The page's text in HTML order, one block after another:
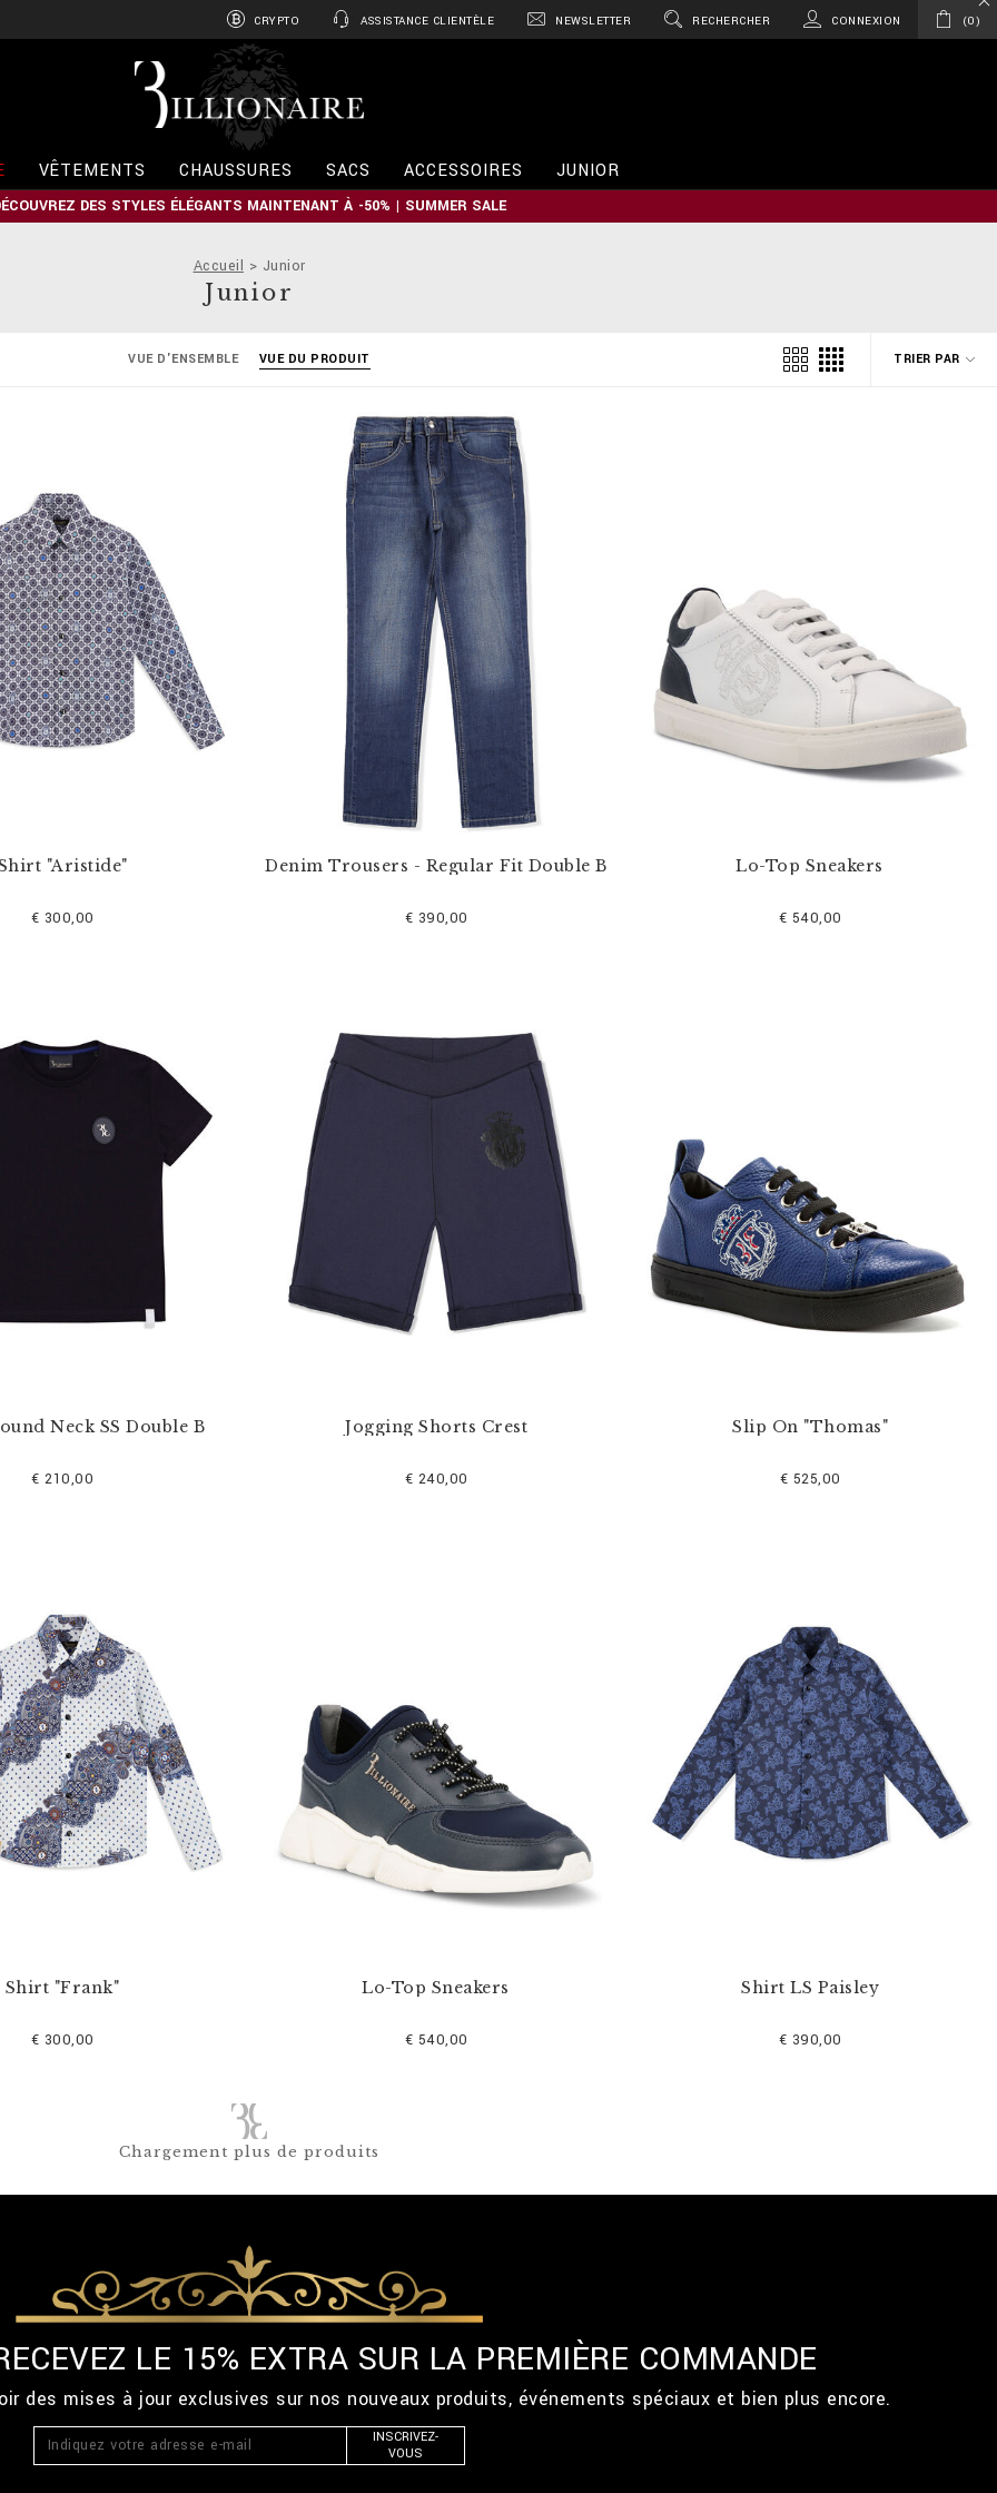
CRYPTO ASSISTANCE CLIENTÈLE NEWSLETTER RECHERCHER CONNEXION 0
l
o
n
a
VÊTEMENTS CHAUSSURES SACS ACCESSOIRES JUNIOR
DES STYLES ÉLÉGANTS MAINTENANT À -50% | SUMMER SALE
Accueil Junior
Junior
TRIER PAR
VUE D'ENSEMBLE VUE DU PRODUIT
"Aristide"
€ 300,00
Denim Trousers - Regular Fit Double B
€ 390,00
Lo-Top Sneakers
€ 540,00
Neck SS Double B
€ 210,00
Jogging Shorts Crest
€ 240,00
Slip On "Thomas"
€ 525,00
Shirt "Frank"
€ 300,00
Lo-Top Sneakers
€ 540,00
Shirt LS Paisley
€ 390,00
Chargement plus de produits
LE 15% EXTRA SUR LA PREMIÈRE COMMANDE
des mises à jour exclusives sur nos nouveaux produits, événements spéciaux et bien plus encore.
INSCRIVEZ-
VOUS